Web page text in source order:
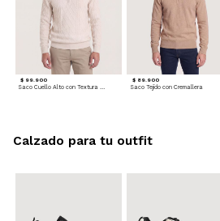
$ 99.900
Saco Cuello Alto con Textura Trenzada
$ 89.900
Saco Tejido con Cremallera
Calzado para tu outfit